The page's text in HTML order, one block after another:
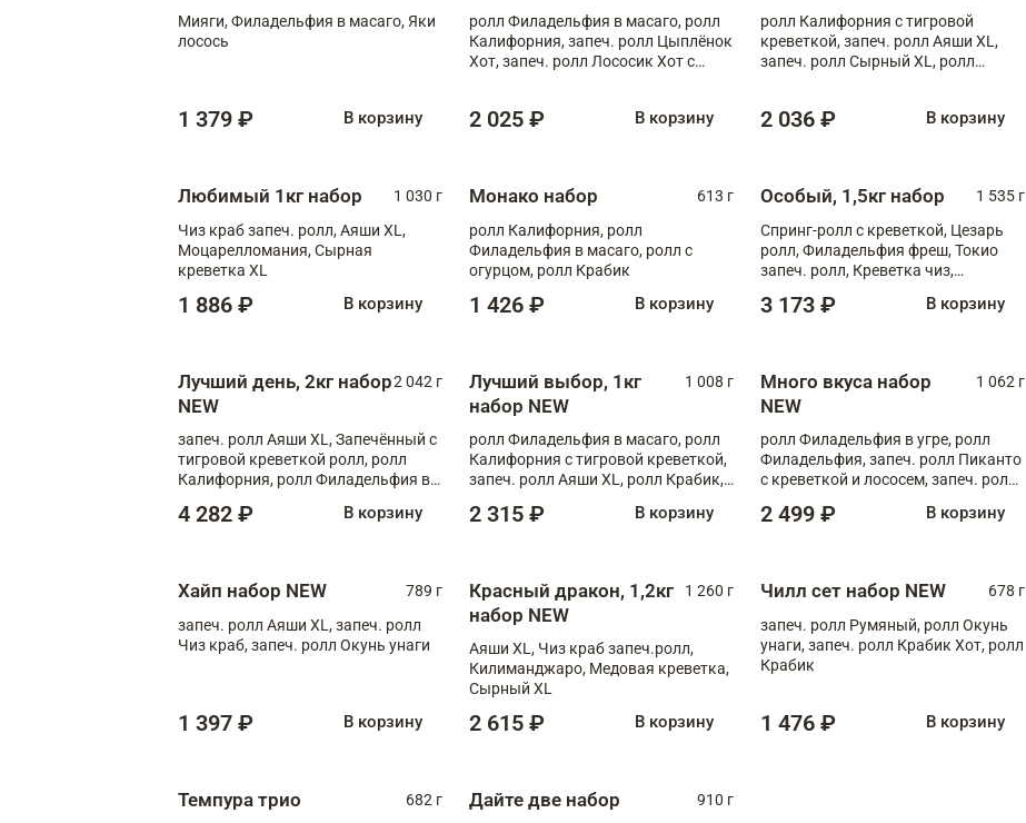
Мияги, Филадельфия в масаго, Яки
лосось
1 379 ₽ В корзину
ролл Филадельфия в масаго, ролл
Калифорния, запеч. ролл Цыплёнок
Хот, запеч. ролл Лососик Хот с
2 025 ₽ В корзину
ролл Калифорния с тигровой
креветкой, запеч. ролл Аяши XL,
запеч. ролл Сырный XL, ролл
2 036 ₽ В корзину
Любимый 1кг набор
1 030 г
Чиз краб запеч. ролл, Аяши XL,
Моцарелломания, Сырная
креветка XL
1 886 ₽ В корзину
Монако набор
613 г
ролл Калифорния, ролл
Филадельфия в масаго, ролл с
огурцом, ролл Крабик
1 426 ₽ В корзину
Особый, 1,5кг набор
1 535 г
Спринг-ролл с креветкой, Цезарь
ролл, Филадельфия фреш, Токио
запеч. ролл, Креветка чиз,
Флорида
3 173 ₽ В корзину
Лучший день, 2кг набор
NEW
2 042 г
запеч. ролл Аяши XL, Запечённый с
тигровой креветкой ролл, ролл
Калифорния, ролл Филадельфия в
запеч. ролл Моцарелломания, ролл
4 282 ₽ В корзину
Лучший выбор, 1кг
набор NEW
1 008 г
ролл Филадельфия в масаго, ролл
Калифорния с тигровой креветкой,
запеч. ролл Аяши XL, ролл Крабик,
2 315 ₽ В корзину
Много вкуса набор
NEW
1 062 г
ролл Филадельфия в угре, ролл
Филадельфия, запеч. ролл Пиканто
с креветкой и лососем, запеч. ролл
2 499 ₽ В корзину
Хайп набор NEW
789 г
запеч. ролл Аяши XL, запеч. ролл
Чиз краб, запеч. ролл Окунь унаги
1 397 ₽ В корзину
Красный дракон, 1,2кг
набор NEW
1 260 г
Аяши XL, Чиз краб запеч.ролл,
Килиманджаро, Медовая креветка,
Сырный XL
2 615 ₽ В корзину
Чилл сет набор NEW
678 г
запеч. ролл Румяный, ролл Окунь
унаги, запеч. ролл Крабик Хот, ролл
Крабик
1 476 ₽ В корзину
Темпура трио
682 г
Дайте две набор
910 г